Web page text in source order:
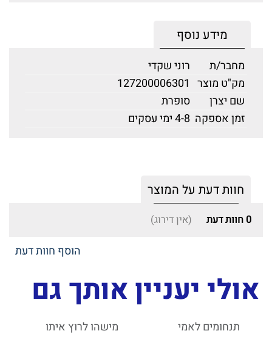
מידע נוסף
מחבר/ת
רוני שקדי
מק"ט מוצר 127200006301
שם יצרן
סופרת
זמן אספקה 4-8 ימי עסקים
חוות דעת על המוצר
0 חוות דעת (אין דירוג)
הוסף חוות דעת
אולי יעניין אותך גם
תנחומים לאמי מישהו לרוץ איתו